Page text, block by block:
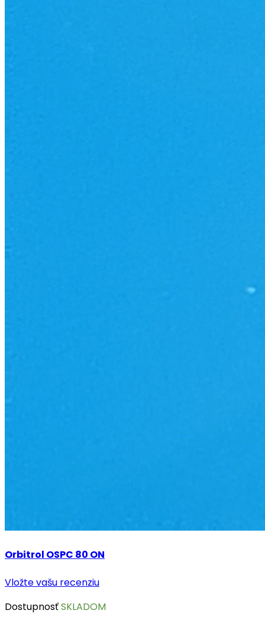
Orbitrol OSPC 80 ON
Vložte vašu recenziu
DostupnosťSKLADOM